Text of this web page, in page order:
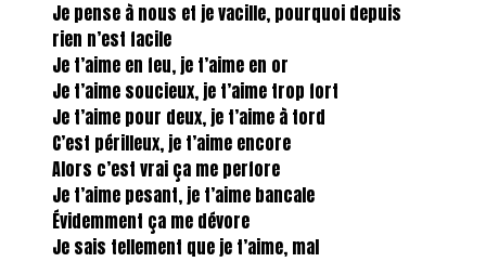
Je pense à nous et je vacille, pourquoi depuis
rien n’est facile
Je t’aime en feu, je t’aime en or
Je t’aime soucieux, je t’aime trop fort
Je t’aime pour deux, je t’aime à tord
C’est périlleux, je t’aime encore
Alors c’est vrai ça me perfore
Je t’aime pesant, je t’aime bancale
Évidemment ça me dévore
Je sais tellement que je t’aime, mal